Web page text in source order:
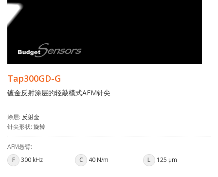
Tap300GD-G
镀金反射涂层的轻敲模式AFM针尖
涂层: 反射金
针尖形状: 旋转
AFM悬臂:
F
300 kHz C 40 N/m L 125 µm